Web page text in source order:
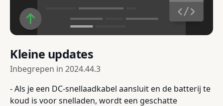
Kleine updates
Inbegrepen in 2024.44.3
- Als je een DC-snellaadkabel aansluit en de batterij te
koud is voor snelladen, wordt een geschatte